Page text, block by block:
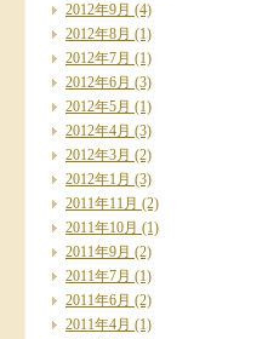
2012年9月 (4)
2012年8月 (1)
2012年7月 (1)
2012年6月 (3)
2012年5月 (1)
2012年4月 (3)
2012年3月 (2)
2012年1月 (3)
2011年11月 (2)
2011年10月 (1)
2011年9月 (2)
2011年7月 (1)
2011年6月 (2)
2011年4月 (1)